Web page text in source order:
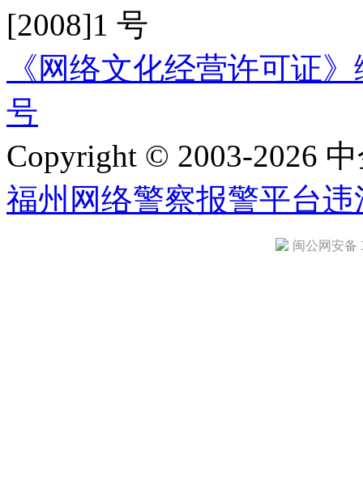
[2008]1 号
《网络文化经营许可证
号
Copyright © 2003-2026
福州网络警察报警平台违
闽公网安备